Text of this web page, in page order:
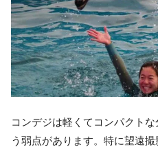
コンデジは軽くてコンパクト
う弱点があります。特に望遠